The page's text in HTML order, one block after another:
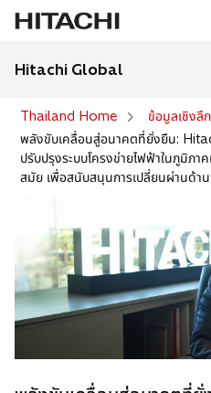
Hitachi Global
Thailand Home
ข้อมูลเชิงลึก
พลังขับเคลื่อนสู่อนาคตที่ยั่งยืน:
ปรับปรุงระบบโครงข่ายไฟฟ้าในภูมิภา
สมัย เพื่อสนับสนุนการเปลี่ยนผ่านด้า